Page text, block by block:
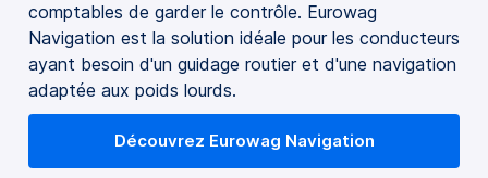
comptables de garder le contrôle. Eurowag
Navigation est la solution idéale pour les conducteurs
ayant besoin d'un guidage routier et d'une navigation
adaptée aux poids lourds.
Découvrez Eurowag Navigation